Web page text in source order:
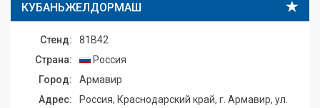
КУБАНЬЖЕЛДОРМАШ
Стенд:
81B42
Страна:
Россия
Город:
Армавир
Адрес:
Россия, Краснодарский край, г. Армавир, ул.